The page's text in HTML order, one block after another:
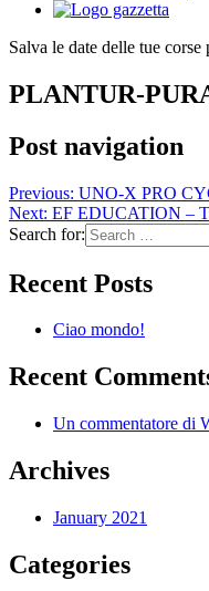
Salva le date delle tue corse
PLANTUR-
Post navigation
Previous: UNO-X PRO
Next: EF EDUCATION –
Search for:
Recent Posts
Ciao mondo!
Recent
Un commentatore di
Archives
January 2021
Categories